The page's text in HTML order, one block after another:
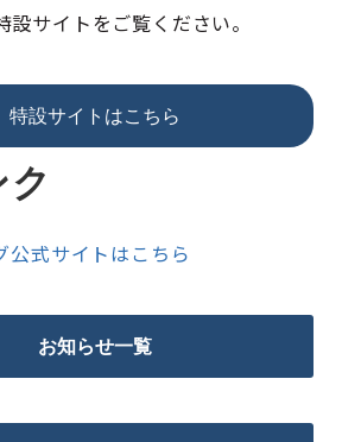
サイトをご覧ください。
特設サイトはこちら
公式サイトはこちら
お知らせ一覧